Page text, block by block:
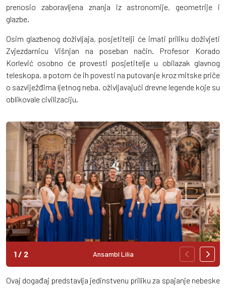
prenosio zaboravljena znanja iz astronomije, geometrije i
glazbe.
Osim glazbenog doživljaja, posjetitelji će imati priliku doživjeti
Zvjezdarnicu Višnjan na poseban način. Profesor Korado
Korlević osobno će provesti posjetitelje u obilazak glavnog
teleskopa, a potom će ih povesti na putovanje kroz mitske priče
o sazviježđima ljetnog neba, oživljavajući drevne legende koje su
oblikovale civilizaciju.
Ansambl Lilia
1/ 2
Ovaj događaj predstavlja jedinstvenu priliku za spajanje nebeske